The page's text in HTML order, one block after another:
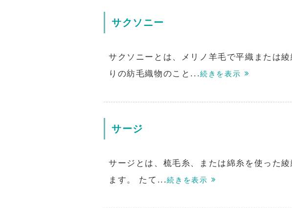
サクソニー
サクソニーとは、メリノ羊毛で平織または
りの紡毛織物のこと...続きを表示
サージ
サージとは、梳毛糸、または綿糸を使った
ます。 たて...続きを表示